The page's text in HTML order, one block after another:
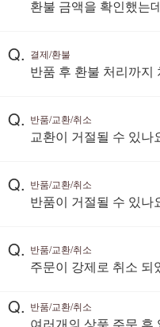
환불 금액을 확인했는
Q. 결제/환불
반품 후 환불 처리까지
Q. 반품/교환/취소
교환이 거절될 수 있나
Q. 반품/교환/취소
반품이 거절될 수 있나
Q. 반품/교환/취소
주문이 강제로 취소 되
Q. 반품/교환/취소
여러개의 상품 주문 후